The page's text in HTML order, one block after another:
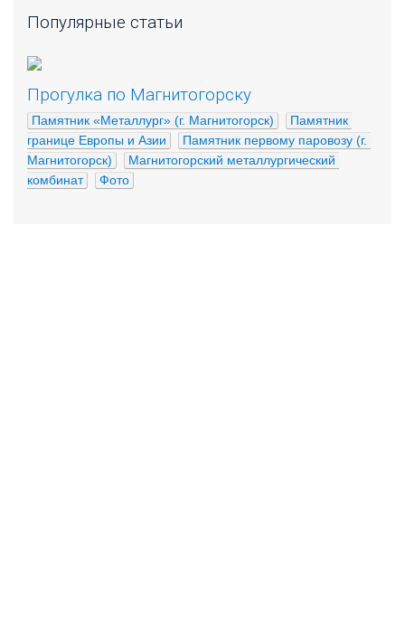
Популярные статьи
Прогулка по Магнитогорску
Памятник «Металлург» (г. Магнитогорск)
Памятник
границе Европы и Азии
Памятник первому паровозу (г.
Магнитогорск)
Магнитогорский металлургический
комбинат
Фото